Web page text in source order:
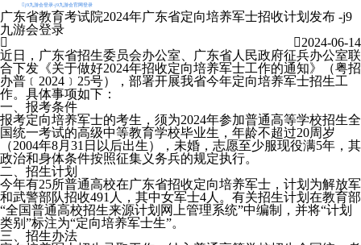
j9九游会登录-j9九游会官网登录
广东省教育考试院2024年广东省定向培养军士招收计划发布 -j9
九游会登录
2024-06-14
近日，广东省招生委员会办公室、广东省人民政府征兵办公室联
合下发《关于做好2024年招收定向培养军士工作的通知》（粤招
办普﹝2024﹞25号），部署开展我省今年定向培养军士招生工
作。具体事项如下：
一、报考条件
报考定向培养军士的考生，须为2024年参加普通高等学校招生全
国统一考试的高级中等教育学校毕业生，年龄不超过20周岁
（2004年8月31日以后出生），未婚，志愿至少服现役满5年，其
政治和身体条件按照征集义务兵的规定执行。
二、招生计划
今年有25所普通高校在广东省招收定向培养军士，计划为解放军
和武警部队招收491人，其中女军士4人。有关招生计划在教育部
“全国普通高校招生来源计划网上管理系统”中编制，并将“计划
类别”标注为“定向培养军士生”。
三、招生办法